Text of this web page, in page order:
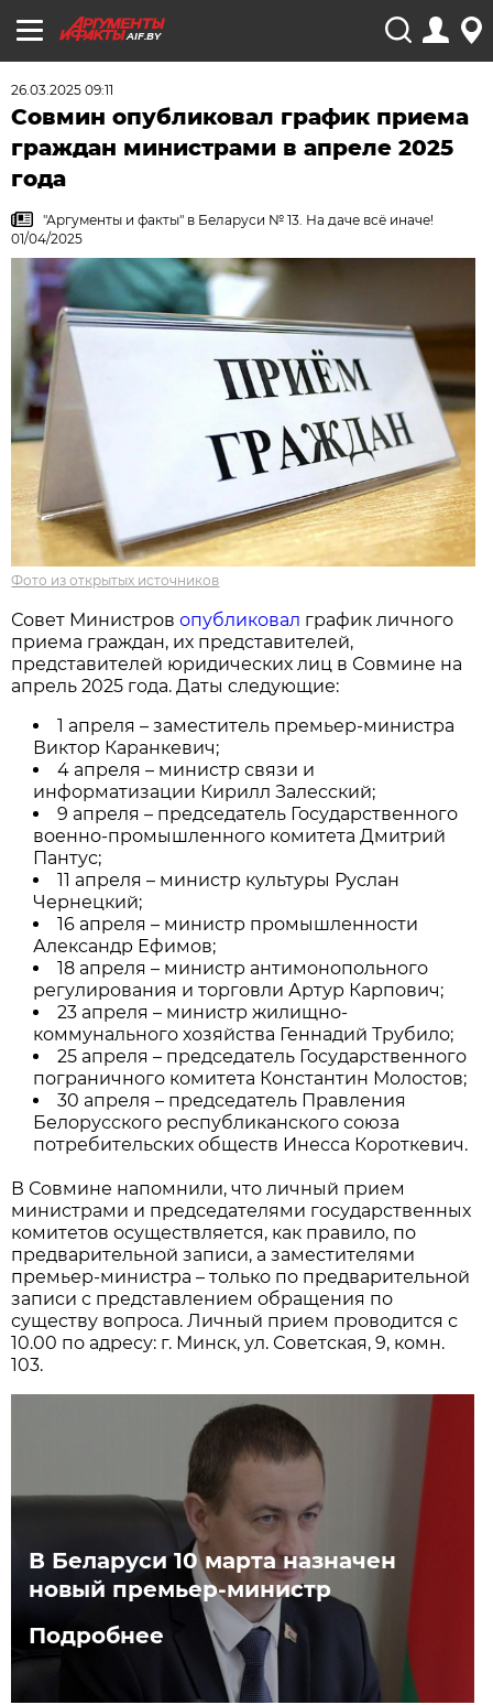
AIF.BY
26.03.2025 09:11
Совмин опубликовал график приема
граждан министрами в апреле 2025
года
"Аргументы и факты" в Беларуси № 13. На даче всё иначе!
01/04/2025
Фото из открытых источников
Совет Министровопубликовал график личного
приема граждан, их представителей,
представителей юридических лиц в Совмине на
апрель 2025 года. Даты следующие:
1 апреля – заместитель премьер-министра
Виктор Каранкевич;
4 апреля – министр связи и
информатизации Кирилл Залесский;
9 апреля – председатель Государственного
военно-промышленного комитета Дмитрий
Пантус;
11 апреля – министр культуры Руслан
Чернецкий;
16 апреля – министр промышленности
Александр Ефимов;
18 апреля – министр антимонопольного
регулирования и торговли Артур Карпович;
23 апреля – министр жилищно-
коммунального хозяйства Геннадий Трубило;
25 апреля – председатель Государственного
пограничного комитета Константин Молостов;
30 апреля – председатель Правления
Белорусского республиканского союза
потребительских обществ Инесса Короткевич.
В Совмине напомнили, что личный прием
министрами и председателями государственных
комитетов осуществляется, как правило, по
предварительной записи, а заместителями
премьер-министра – только по предварительной
записи с представлением обращения по
существу вопроса. Личный прием проводится с
10.00 по адресу: г. Минск, ул. Советская, 9, комн.
103.
В Беларуси 10 марта назначен
новый премьер-министр
Подробнее